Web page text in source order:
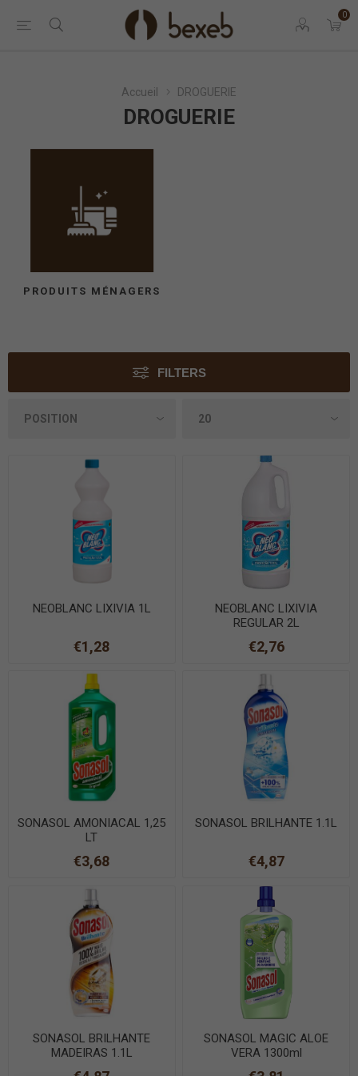
0
Accueil DROGUERIE
DROGUERIE
PRODUITS MÉNAGERS
FILTERS
NEOBLANC LIXIVIA 1L
€1,28
NEOBLANC LIXIVIA
REGULAR 2L
€2,76
SONASOL AMONIACAL 1,25
LT
€3,68
SONASOL BRILHANTE 1.1L
€4,87
SONASOL BRILHANTE
MADEIRAS 1.1L
SONASOL MAGIC ALOE
VERA 1300ml